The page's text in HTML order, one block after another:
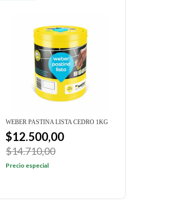
WEBER PASTINA LISTA CEDRO 1KG
$12.500,00
$14.710,00
Precio especial